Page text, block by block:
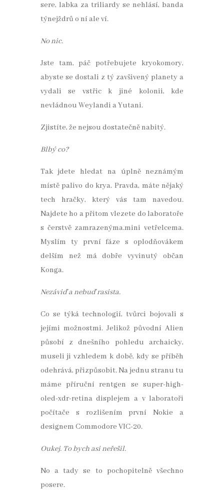
sere, labka za triliardy se nehlásí, banda
týnejždrů o ní ale ví.
No nic.
Jste tam, páč potřebujete kryokomory,
abyste se dostali z tý zavšivený planety a
vydali se vstřic k jiné kolonii, kde
nevládnou Weylandi a Yutani.
Zjistíte, že nejsou dostatečně nabitý.
Blbý co?
Tak jdete hledat na úplně neznámým
místě palivo do krya. Pravda, máte nějaký
tech hračky, který vás tam navedou.
Najdete ho a přitom vlezete do laboratoře
s čerstvě zamrazenýma.mini vetřelcema.
Myslím ty první fáze s oplodňovákem
delším než má dobře vyvinutý občan
Konga.
Nezáviď a nebuď rasista.
Co se týká technologií, tvůrci bojovali s
jejími možnostmi. Jelikož původní Alien
působí z dnešního pohledu archaicky,
museli ji vzhledem k době, kdy se příběh
odehrává, přizpůsobit. Na jednu stranu tu
máme příruční rentgen se super-high-
oled-xdr-retina displejem a v laboratoři
počítače s rozlišením první Nokie a
designem Commodore VIC-20.
Oukej. To bych asi neřešil.
No a tady se to pochopitelně všechno
posere.